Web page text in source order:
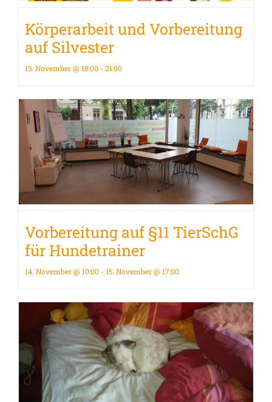
Körperarbeit und Vorbereitung
auf Silvester
13. November @ 18:00 - 21:00
Vorbereitung auf §11 TierSchG
für Hundetrainer
14. November @ 10:00 - 15. November @ 17:00